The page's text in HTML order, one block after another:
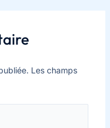
Les champs